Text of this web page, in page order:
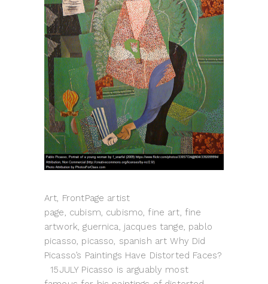
Art, FrontPage artist
page, cubism, cubismo, fine art, fine
artwork, guernica, jacques tange, pablo
picasso, picasso, spanish art Why Did
Picasso’s Paintings Have Distorted Faces?
15JULY Picasso is arguably most